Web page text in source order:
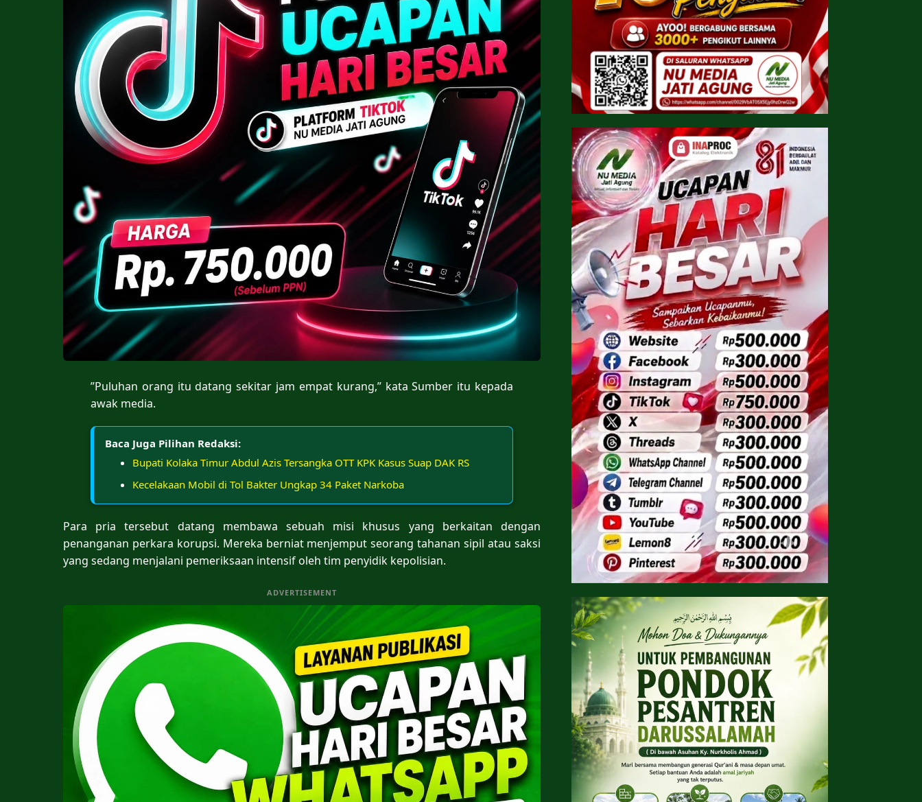
​”Puluhan orang itu datang sekitar jam empat kurang,” kata Sumber itu kepada
awak media.
Baca Juga Pilihan Redaksi:
Bupati Kolaka Timur Abdul Azis Tersangka OTT KPK Kasus Suap DAK RS
Kecelakaan Mobil di Tol Bakter Ungkap 34 Paket Narkoba
​Para pria tersebut datang membawa sebuah misi khusus yang berkaitan dengan
penanganan perkara korupsi. Mereka berniat menjemput seorang tahanan sipil atau saksi
yang sedang menjalani pemeriksaan intensif oleh tim penyidik kepolisian.
ADVERTISEMENT